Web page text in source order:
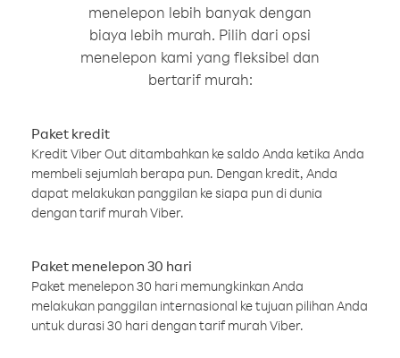
menelepon lebih banyak dengan
biaya lebih murah. Pilih dari opsi
menelepon kami yang fleksibel dan
bertarif murah:
Paket kredit
Kredit Viber Out ditambahkan ke saldo Anda ketika Anda
membeli sejumlah berapa pun. Dengan kredit, Anda
dapat melakukan panggilan ke siapa pun di dunia
dengan tarif murah Viber.
Paket menelepon 30 hari
Paket menelepon 30 hari memungkinkan Anda
melakukan panggilan internasional ke tujuan pilihan Anda
untuk durasi 30 hari dengan tarif murah Viber.